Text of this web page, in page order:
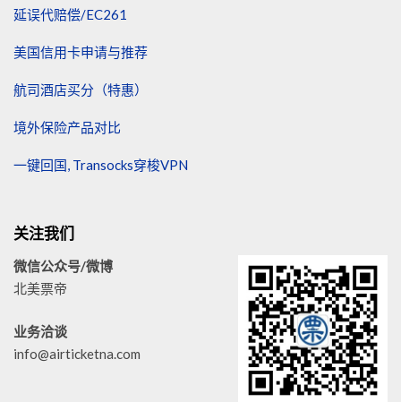
延误代赔偿/EC261
美国信用卡申请与推荐
航司酒店买分（特惠）
境外保险产品对比
一键回国, Transocks穿梭VPN
关注我们
微信公众号/微博
北美票帝
业务洽谈
info@airticketna.com